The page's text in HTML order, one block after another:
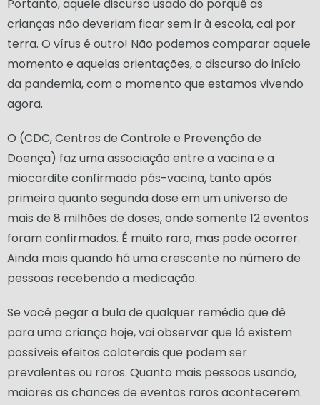
Portanto, aquele discurso usado do porquê as
crianças não deveriam ficar sem ir à escola, cai por
terra. O vírus é outro! Não podemos comparar aquele
momento e aquelas orientações, o discurso do início
da pandemia, com o momento que estamos vivendo
agora.
O (CDC, Centros de Controle e Prevenção de
Doença) faz uma associação entre a vacina e a
miocardite confirmado pós-vacina, tanto após
primeira quanto segunda dose em um universo de
mais de 8 milhões de doses, onde somente 12 eventos
foram confirmados. É muito raro, mas pode ocorrer.
Ainda mais quando há uma crescente no número de
pessoas recebendo a medicação.
Se você pegar a bula de qualquer remédio que dê
para uma criança hoje, vai observar que lá existem
possíveis efeitos colaterais que podem ser
prevalentes ou raros. Quanto mais pessoas usando,
maiores as chances de eventos raros acontecerem.